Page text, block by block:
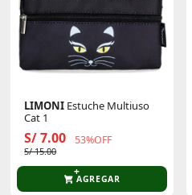
LIMONI Estuche Multiuso
Cat 1
S/ 7.00 53%OFF
S/ 15.00
AGREGAR